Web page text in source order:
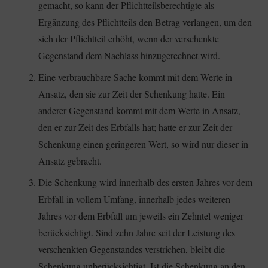
gemacht, so kann der Pflichtteilsberechtigte als
Ergänzung des Pflichtteils den Betrag verlangen, um den
sich der Pflichtteil erhöht, wenn der verschenkte
Gegenstand dem Nachlass hinzugerechnet wird.
Eine verbrauchbare Sache kommt mit dem Werte in
Ansatz, den sie zur Zeit der Schenkung hatte. Ein
anderer Gegenstand kommt mit dem Werte in Ansatz,
den er zur Zeit des Erbfalls hat; hatte er zur Zeit der
Schenkung einen geringeren Wert, so wird nur dieser in
Ansatz gebracht.
Die Schenkung wird innerhalb des ersten Jahres vor dem
Erbfall in vollem Umfang, innerhalb jedes weiteren
Jahres vor dem Erbfall um jeweils ein Zehntel weniger
berücksichtigt. Sind zehn Jahre seit der Leistung des
verschenkten Gegenstandes verstrichen, bleibt die